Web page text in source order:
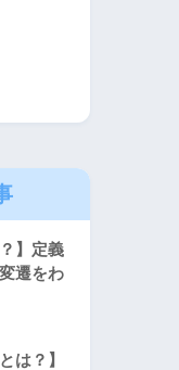
】定義
遷をわ
は？】